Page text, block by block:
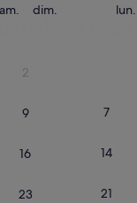
samedi
dim.
2
9
16
23
lun.
7
14
21
au ski